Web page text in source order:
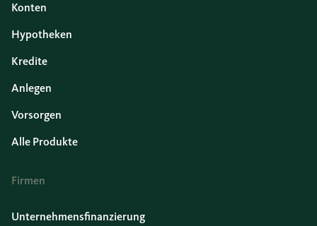
Konten
Hypotheken
Kredite
Anlegen
Vorsorgen
Alle Produkte
Firmen
Unternehmensfinanzierung